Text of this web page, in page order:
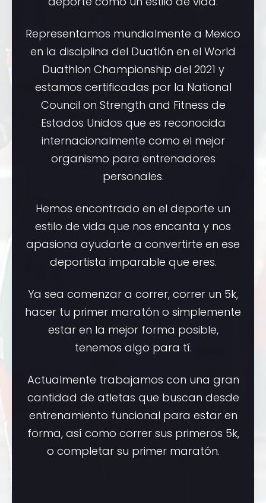
Representamos mundialmente a Mexico
en la disciplina del Duatlón en el World
Duathlon Championship del 2021 y
estamos certificadas por la National
Council on Strength and Fitness de
Estados Unidos que es reconocida
internacionalmente como el mejor
organismo para entrenadores
personales.
Hemos encontrado en el deporte un
estilo de vida que nos encanta y nos
apasiona ayudarte a convertirte en ese
deportista imparable que eres.
Ya sea comenzar a correr, correr un 5k,
hacer tu primer maratón o simplemente
estar en la mejor forma posible,
tenemos algo para tí.
Actualmente trabajamos con una gran
cantidad de atletas que buscan desde
entrenamiento funcional para estar en
forma, así como correr sus primeros 5k,
o completar su primer maratón.